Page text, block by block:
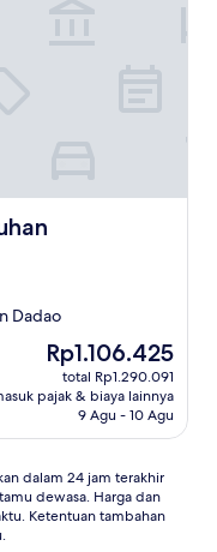
Dadao
Harga
sekarang
Rp1.106.425
Rp1.106.425
total Rp1.290.091
pajak & biaya lainnya
9 Agu - 10 Agu
dalam 24 jam terakhir
dewasa. Harga dan
Ketentuan tambahan